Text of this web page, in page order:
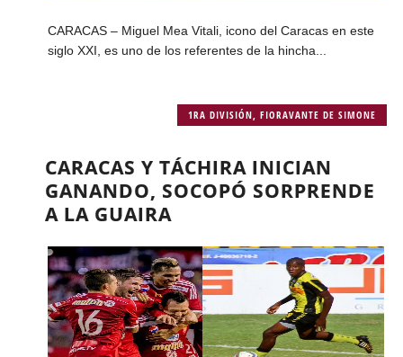
CARACAS – Miguel Mea Vitali, icono del Caracas en este
siglo XXI, es uno de los referentes de la hincha...
1RA DIVISIÓN ,FIORAVANTE DE SIMONE
CARACAS Y TÁCHIRA INICIAN
GANANDO, SOCOPÓ SORPRENDE
A LA GUAIRA